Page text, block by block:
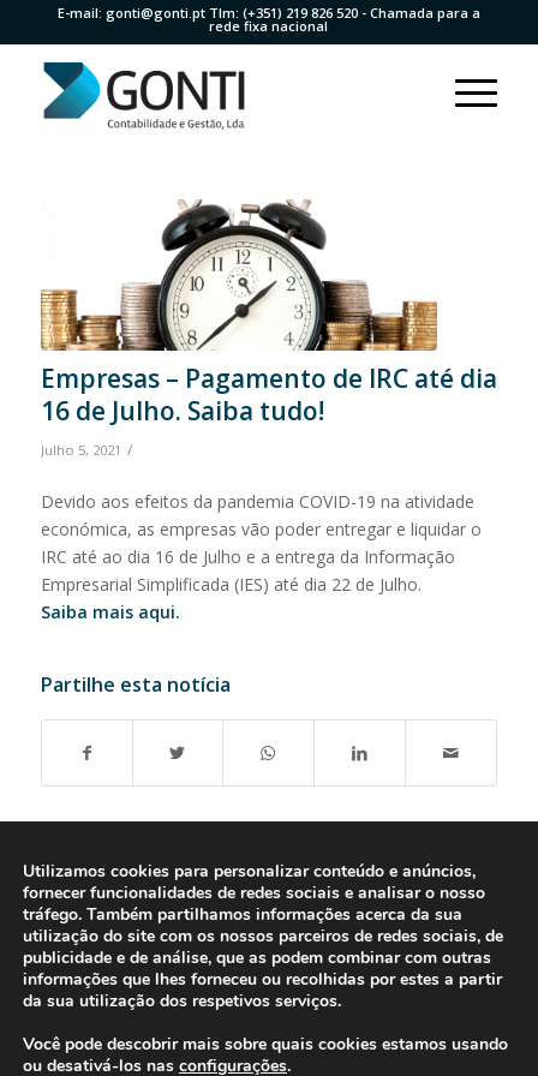
E-mail: gonti@gonti.ptTlm: (+351) 219 826 520- Chamada para a
rede fixa nacional
Empresas – Pagamento de IRC até dia
16 de Julho. Saiba tudo!
Julho 5, 2021 /
Devido aos efeitos da pandemia COVID-19 na atividade
económica, as empresas vão poder entregar e liquidar o
IRC até ao dia 16 de Julho e a entrega da Informação
Empresarial Simplificada (IES) até dia 22 de Julho.
Saiba mais aqui.
Partilhe esta notícia
Utilizamos cookies para personalizar conteúdo e anúncios,
fornecer funcionalidades de redes sociais e analisar o nosso
tráfego. Também partilhamos informações acerca da sua
utilização do site com os nossos parceiros de redes sociais, de
publicidade e de análise, que as podem combinar com outras
informações que lhes forneceu ou recolhidas por estes a partir
da sua utilização dos respetivos serviços.
Você pode descobrir mais sobre quais cookies estamos usando
ou desativá-los nas configurações.